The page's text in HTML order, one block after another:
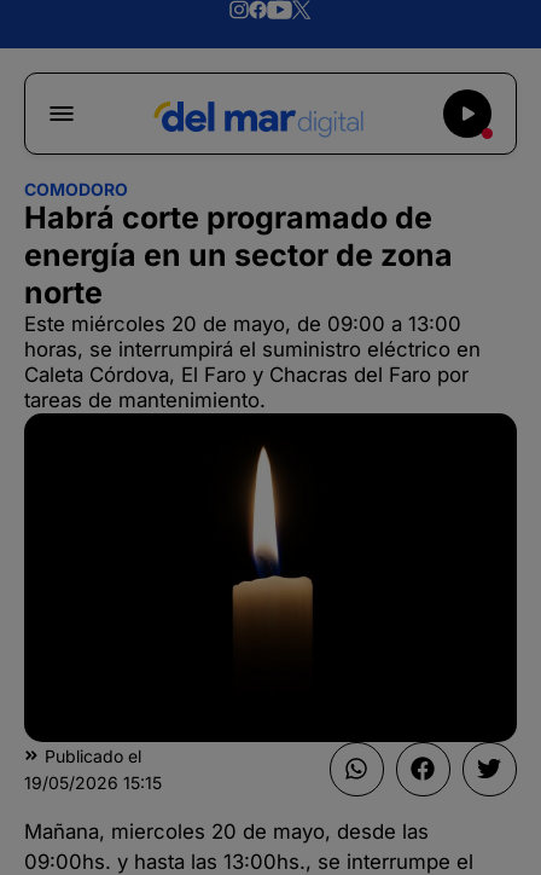
COMODORO
Habrá corte programado de
energía en un sector de zona
norte
Este miércoles 20 de mayo, de 09:00 a 13:00
horas, se interrumpirá el suministro eléctrico en
Caleta Córdova, El Faro y Chacras del Faro por
tareas de mantenimiento.
Publicado el
19/05/2026 15:15
Mañana, miercoles 20 de mayo, desde las
09:00hs. y hasta las 13:00hs., se interrumpe el